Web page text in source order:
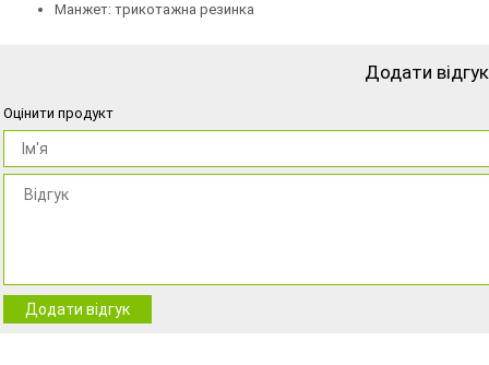
Манжет: трикотажна резинка
Додати відгук
Оцінити продукт
Додати відгук